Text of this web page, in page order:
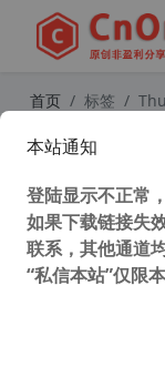
首页 标签
本站通知
登陆显示不正常
如果下载链接失
联系，其他通道
“私信本站”仅限